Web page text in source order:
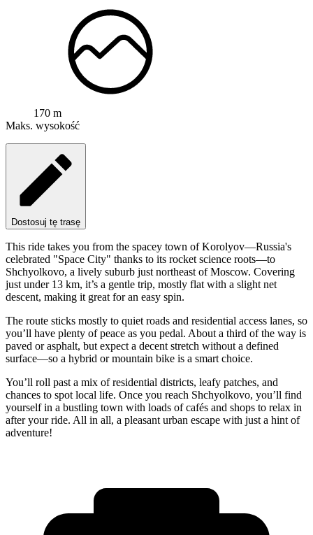
170 m
Maks. wysokość
Dostosuj tę trasę
This ride takes you from the spacey town of Korolyov—Russia's
celebrated "Space City" thanks to its rocket science roots—to
Shchyolkovo, a lively suburb just northeast of Moscow. Covering
just under 13 km, it’s a gentle trip, mostly flat with a slight net
descent, making it great for an easy spin.
The route sticks mostly to quiet roads and residential access lanes, so
you’ll have plenty of peace as you pedal. About a third of the way is
paved or asphalt, but expect a decent stretch without a defined
surface—so a hybrid or mountain bike is a smart choice.
You’ll roll past a mix of residential districts, leafy patches, and
chances to spot local life. Once you reach Shchyolkovo, you’ll find
yourself in a bustling town with loads of cafés and shops to relax in
after your ride. All in all, a pleasant urban escape with just a hint of
adventure!